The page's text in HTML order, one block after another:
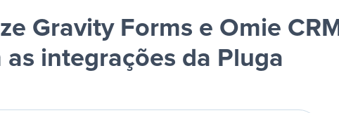
Gravity Forms e Omie CRM
as integrações da Pluga